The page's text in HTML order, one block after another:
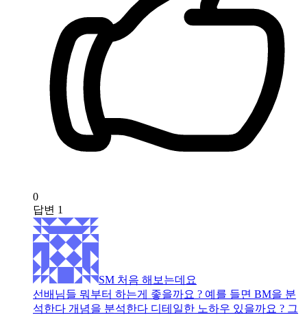
0
답변 1
SM 처음 해보는데요
선배님들 뭐부터 하는게 좋을까요 ? 예를 들면 BM을 분
석한다 개념을 분석한다 디테일한 노하우 있을까요 ? 그